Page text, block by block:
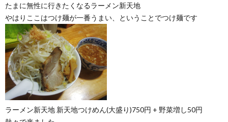
たまに無性に行きたくなるラーメン新天地
やはりここはつけ麺が一番うまい、ということでつけ麺です
ラーメン新天地 新天地つけめん(大盛り)750円 + 野菜増し50円